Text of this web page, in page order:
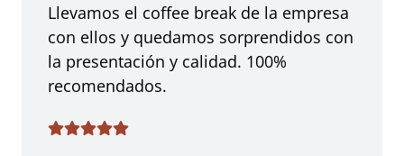
Llevamos el coffee break de la empresa
con ellos y quedamos sorprendidos con
la presentación y calidad. 100%
recomendados.